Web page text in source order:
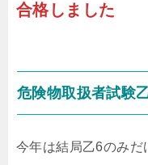
合格しました
危険物取扱者試験
今年は結局乙6のみだ